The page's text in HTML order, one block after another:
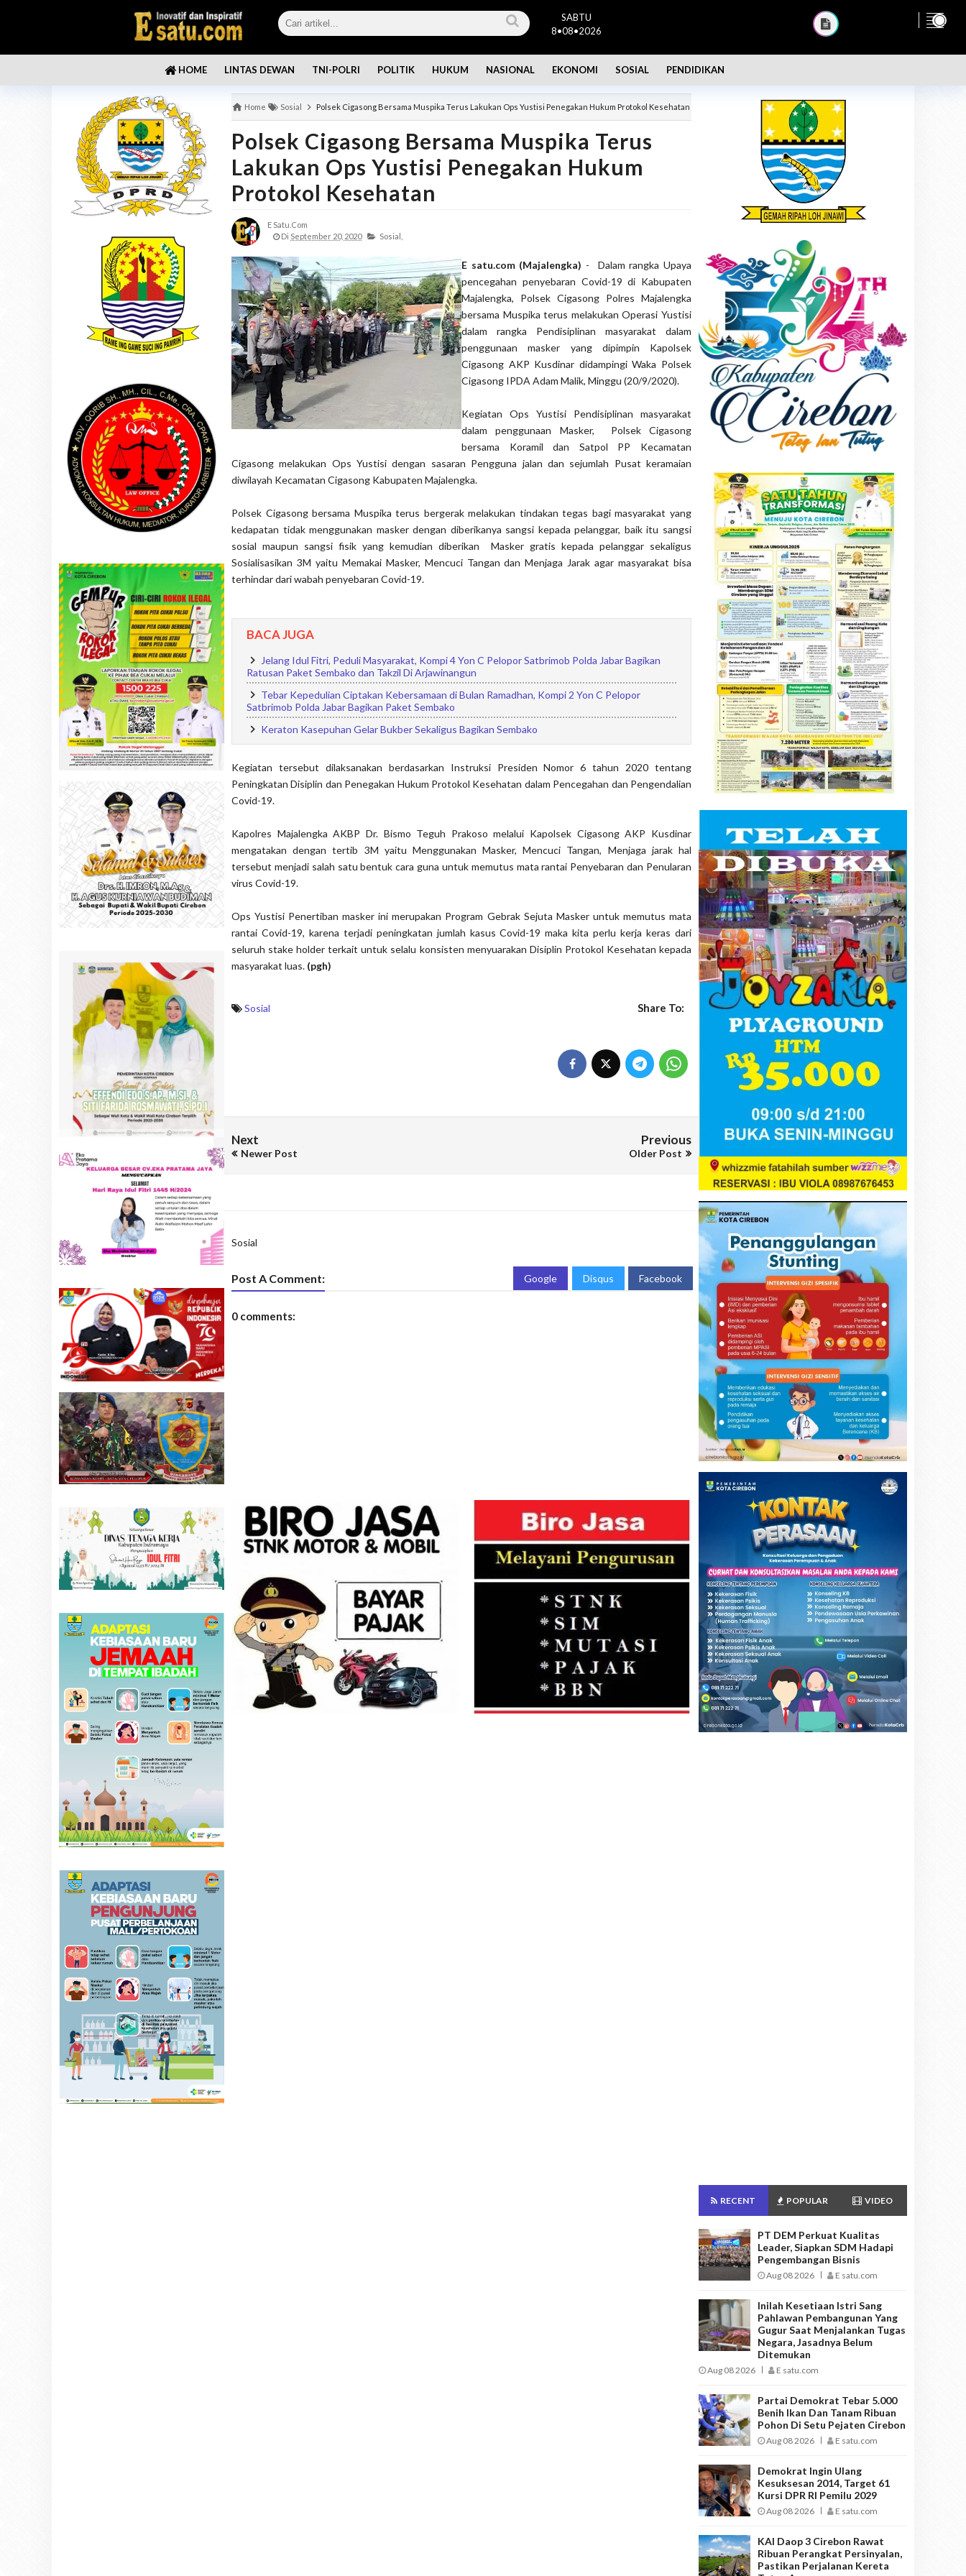
SABTU
8•08•2026
HOME LINTAS DEWAN TNI-POLRI POLITIK HUKUM NASIONAL EKONOMI SOSIAL PENDIDIKAN
Home Sosial Polsek Cigasong Bersama Muspika Terus Lakukan Ops Yustisi Penegakan Hukum Protokol Kesehatan
Polsek Cigasong Bersama Muspika Terus
Lakukan Ops Yustisi Penegakan Hukum
Protokol Kesehatan
E Satu.com
Di September 20, 2020 Sosial,
E satu.com (Majalengka) - Dalam rangka Upaya
pencegahan penyebaran Covid-19 di Kabupaten
Majalengka, Polsek Cigasong Polres Majalengka
bersama Muspika terus melakukan Operasi Yustisi
dalam rangka Pendisiplinan masyarakat dalam
penggunaan masker yang dipimpin Kapolsek
Cigasong AKP Kusdinar didampingi Waka Polsek
Cigasong IPDA Adam Malik, Minggu (20/9/2020).
Kegiatan Ops Yustisi Pendisiplinan masyarakat
dalam penggunaan Masker, Polsek Cigasong
bersama Koramil dan Satpol PP Kecamatan
Cigasong melakukan Ops Yustisi dengan sasaran Pengguna jalan dan sejumlah Pusat keramaian
diwilayah Kecamatan Cigasong Kabupaten Majalengka.
Polsek Cigasong bersama Muspika terus bergerak melakukan tindakan tegas bagi masyarakat yang
kedapatan tidak menggunakan masker dengan diberikanya sangsi kepada pelanggar, baik itu sangsi
sosial maupun sangsi fisik yang kemudian diberikan Masker gratis kepada pelanggar sekaligus
Sosialisasikan 3M yaitu Memakai Masker, Mencuci Tangan dan Menjaga Jarak agar masyarakat bisa
terhindar dari wabah penyebaran Covid-19.
BACA JUGA
Jelang Idul Fitri, Peduli Masyarakat, Kompi 4 Yon C Pelopor Satbrimob Polda Jabar Bagikan
Ratusan Paket Sembako dan Takzil Di Arjawinangun
Tebar Kepedulian Ciptakan Kebersamaan di Bulan Ramadhan, Kompi 2 Yon C Pelopor
Satbrimob Polda Jabar Bagikan Paket Sembako
Keraton Kasepuhan Gelar Bukber Sekaligus Bagikan Sembako
Kegiatan tersebut dilaksanakan berdasarkan Instruksi Presiden Nomor 6 tahun 2020 tentang
Peningkatan Disiplin dan Penegakan Hukum Protokol Kesehatan dalam Pencegahan dan Pengendalian
Covid-19.
Kapolres Majalengka AKBP Dr. Bismo Teguh Prakoso melalui Kapolsek Cigasong AKP Kusdinar
mengatakan dengan tertib 3M yaitu Menggunakan Masker, Mencuci Tangan, Menjaga jarak hal
tersebut menjadi salah satu bentuk cara guna untuk memutus mata rantai Penyebaran dan Penularan
virus Covid-19.
Ops Yustisi Penertiban masker ini merupakan Program Gebrak Sejuta Masker untuk memutus mata
rantai Covid-19, karena terjadi peningkatan jumlah kasus Covid-19 maka kita perlu kerja keras dari
seluruh stake holder terkait untuk selalu konsisten menyuarakan Disiplin Protokol Kesehatan kepada
masyarakat luas. (pgh)
Sosial Share To:
Next
Newer Post
Previous
Older Post
Sosial
Post A Comment: Google Disqus Facebook
0 comments:
RECENT POPULAR VIDEO
PT DEM Perkuat Kualitas
Leader, Siapkan SDM Hadapi
Pengembangan Bisnis
Aug 08 2026 E satu.com
Inilah Kesetiaan Istri Sang
Pahlawan Pembangunan Yang
Gugur Saat Menjalankan Tugas
Negara, Jasadnya Belum
Ditemukan
Aug 08 2026 E satu.com
Partai Demokrat Tebar 5.000
Benih Ikan Dan Tanam Ribuan
Pohon Di Setu Pejaten Cirebon
Aug 08 2026 E satu.com
Demokrat Ingin Ulang
Kesuksesan 2014, Target 61
Kursi DPR RI Pemilu 2029
Aug 08 2026 E satu.com
KAI Daop 3 Cirebon Rawat
Ribuan Perangkat Persinyalan,
Pastikan Perjalanan Kereta